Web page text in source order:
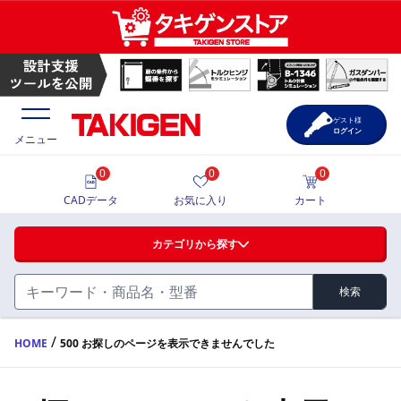
ハンドル・取手・つまみ・周辺機器
FA・A
蝶番・ステー・周辺機器
価格一覧
製品カタログ
メニュー
カテゴリから探す
検索
0
CADデータ
0
お気に入り
0
カート
ゲスト様
ログイン
HOME / 500 お探しのページを表示できませんでした